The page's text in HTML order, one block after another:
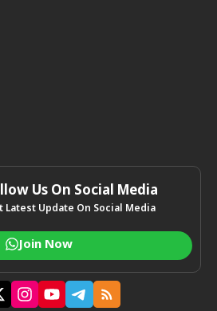
Us On Social Media
Latest Update On Social Media
Join Now